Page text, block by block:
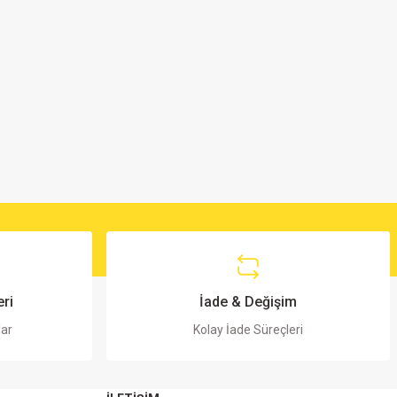
İade & Değişim
Kolay İade Süreçleri